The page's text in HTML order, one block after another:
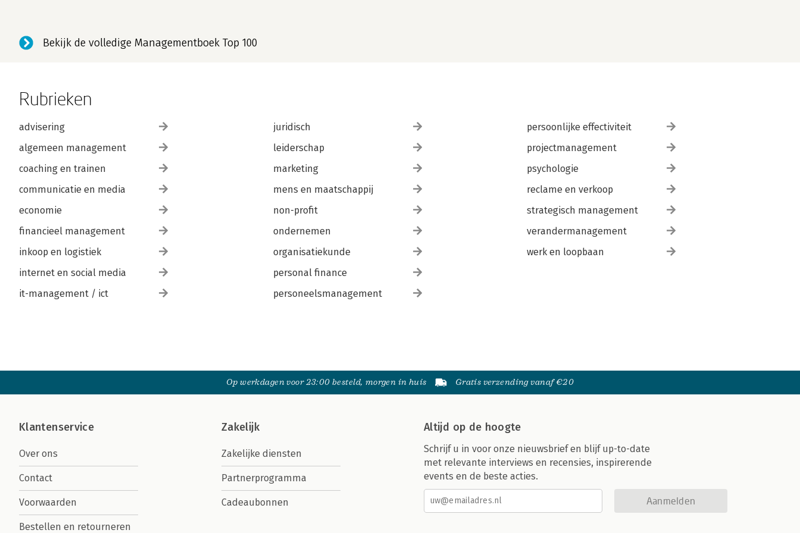
Bekijk de volledige Managementboek Top 100
Rubrieken
advisering
algemeen management
coaching en trainen
communicatie en media
economie
financieel management
inkoop en logistiek
internet en social media
it-management / ict
juridisch
leiderschap
marketing
mens en maatschappij
non-profit
ondernemen
organisatiekunde
personal finance
personeelsmanagement
persoonlijke effectiviteit
projectmanagement
psychologie
reclame en verkoop
strategisch management
verandermanagement
werk en loopbaan
Op werkdagen voor 23:00 besteld, morgen in huis Gratis verzending vanaf €20
Klantenservice
Over ons
Contact
Voorwaarden
Bestellen en retourneren
Zakelijk
Zakelijke diensten
Partnerprogramma
Cadeaubonnen
Altijd op de hoogte
Schrijf u in voor onze nieuwsbrief en blijf up-to-date
met relevante interviews en recensies, inspirerende
events en de beste acties.
Aanmelden